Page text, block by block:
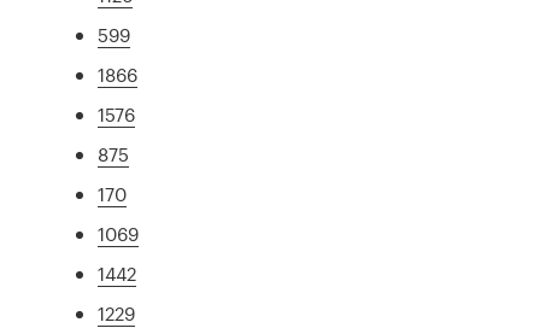
599
1866
1576
875
170
1069
1442
1229